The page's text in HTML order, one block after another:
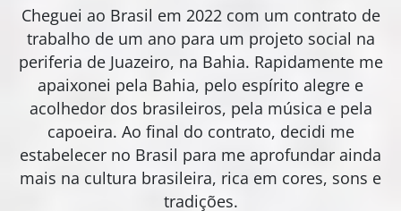
Cheguei ao Brasil em 2022 com um contrato de
trabalho de um ano para um projeto social na
periferia de Juazeiro, na Bahia. Rapidamente me
apaixonei pela Bahia, pelo espírito alegre e
acolhedor dos brasileiros, pela música e pela
capoeira. Ao final do contrato, decidi me
estabelecer no Brasil para me aprofundar ainda
mais na cultura brasileira, rica em cores, sons e
tradições.